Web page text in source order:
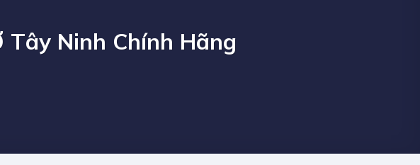
Ninh Chính Hãng